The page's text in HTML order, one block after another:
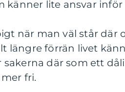
känner lite ansvar inför
när man väl står där
längre förrän livet
där som ett
fri.